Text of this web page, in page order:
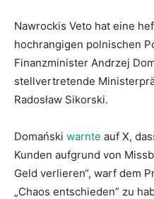
Nawrockis Veto hat eine
hochrangigen polnischen
Finanzminister Andrzej
stellvertretende
Radosław Sikorski.
Domański warnte auf X,
Kunden aufgrund von
Geld verlieren“, warf dem
„Chaos entschieden” zu